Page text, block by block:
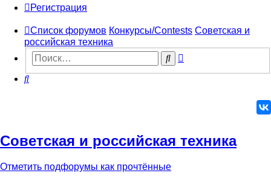
Регистрация
Список форумов Конкурсы/Contests Советская и
российская техника
Поиск
Поиск
Советская и российская техника
Отметить подфорумы как прочтённые